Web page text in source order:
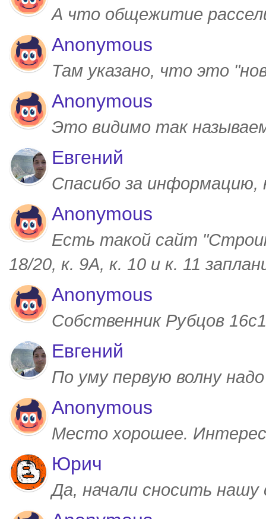
А что общежитие
Anonymous
Там указано, что это
Anonymous
Это видимо так
Евгений
Спасибо за
Anonymous
Есть такой сайт
18/20, к. 9А, к. 10 и к. 11
Anonymous
Собственник Рубцов
Евгений
По уму первую волну
Anonymous
Место хорошее.
Юрич
Да, начали сносить